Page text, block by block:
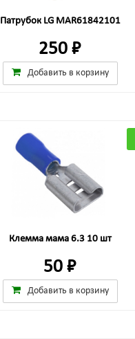
Патрубок LG MAR61842101
250 ₽
Добавить в корзину
Клемма мама 6.3 10 шт
50 ₽
Добавить в корзину